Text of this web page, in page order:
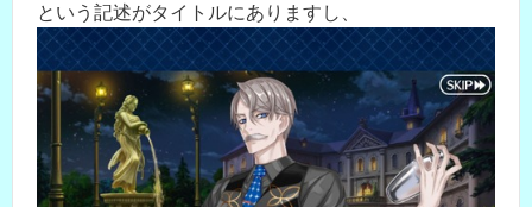
という記述がタイトルにありますし、